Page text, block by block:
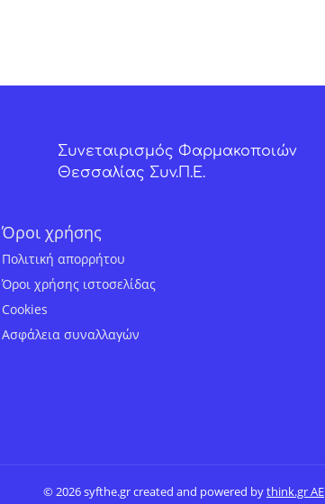
Συνεταιρισμός Φαρμακοποιών
Θεσσαλίας Συν.Π.Ε.
Όροι χρήσης
Πολιτική απορρήτου
Όροι χρήσης ιστοσελίδας
Cookies
Ασφάλεια συναλλαγών
© 2026 syfthe.gr created and powered bythink.gr AE